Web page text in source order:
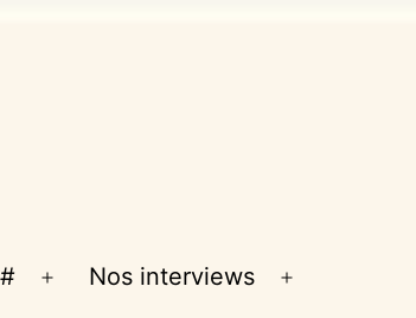
Ouvrir
Nos interviews